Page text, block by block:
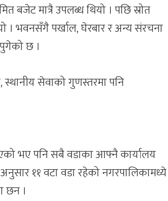
बजेट मात्रै उपलब्ध थियो । पछि स्रोत
। भवनसँगै पर्खाल, घेरबार र अन्य संरचना
छ ।
सेवाको गुणस्तरमा पनि
भए पनि सबै वडाका आफ्नै कार्यालय
११ वटा वडा रहेको नगरपालिकामध्ये
छन ।